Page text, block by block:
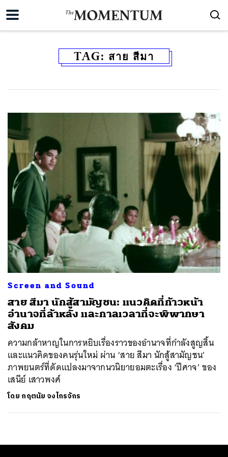
TAG: สาย สีมา
Screen and Sound
สาย สีมา นักสู้สามัญชน: แนวคิดที่ก้าวหน้า
อำนาจที่ล้าหลัง และกาลเวลาที่จะพิพากษา
สังคม
ความกล้าหาญในการหยิบเรื่องราวของอำนาจที่กำลังสูญสิ้น
และแนวคิดของคนรุ่นใหม่ ผ่าน ‘สาย สีมา นักสู้สามัญชน’
ภาพยนตร์ที่ดัดแปลงมาจากนวนิยายอมตะเรื่อง ‘ปีศาจ’ ของ
เสนีย์ เสาวพงศ์
โดย กฤตนัย จงไกรจักร
ค้นหา
SHARE TWEET LINE EMAIL